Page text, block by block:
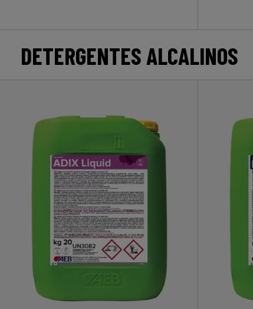
DETERGENTES ALCALINOS